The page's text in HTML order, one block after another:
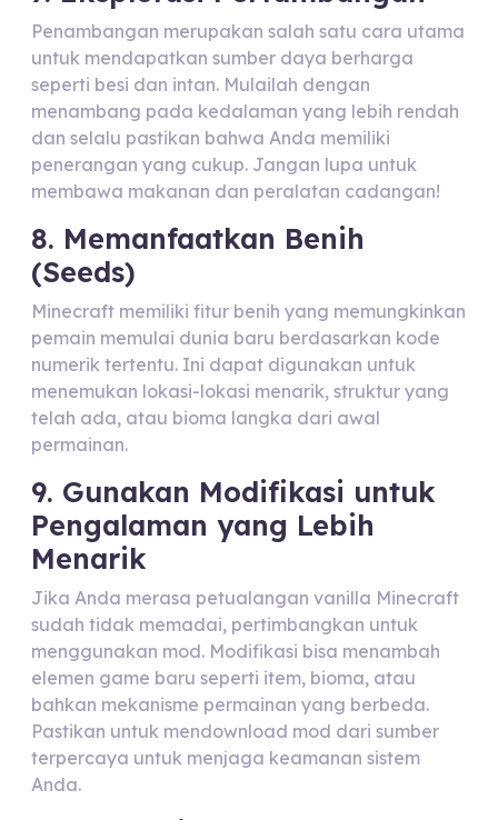
Penambangan merupakan salah satu cara utama
untuk mendapatkan sumber daya berharga
seperti besi dan intan. Mulailah dengan
menambang pada kedalaman yang lebih rendah
dan selalu pastikan bahwa Anda memiliki
penerangan yang cukup. Jangan lupa untuk
membawa makanan dan peralatan cadangan!
8. Memanfaatkan Benih
(Seeds)
Minecraft memiliki fitur benih yang memungkinkan
pemain memulai dunia baru berdasarkan kode
numerik tertentu. Ini dapat digunakan untuk
menemukan lokasi-lokasi menarik, struktur yang
telah ada, atau bioma langka dari awal
permainan.
9. Gunakan Modifikasi untuk
Pengalaman yang Lebih
Menarik
Jika Anda merasa petualangan vanilla Minecraft
sudah tidak memadai, pertimbangkan untuk
menggunakan mod. Modifikasi bisa menambah
elemen game baru seperti item, bioma, atau
bahkan mekanisme permainan yang berbeda.
Pastikan untuk mendownload mod dari sumber
terpercaya untuk menjaga keamanan sistem
Anda.